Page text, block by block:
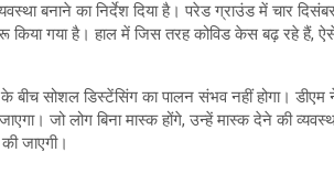
बनाने का निर्देश दिया है। परेड ग्राउंड में चार
किया गया है। हाल में जिस तरह कोविड केस बढ़ रहे हैं,
के बीच सोशल डिस्टेंसिंग का पालन संभव नहीं होगा।
जो लोग बिना मास्क होंगे, उन्हें मास्क देने की
जाएगी।